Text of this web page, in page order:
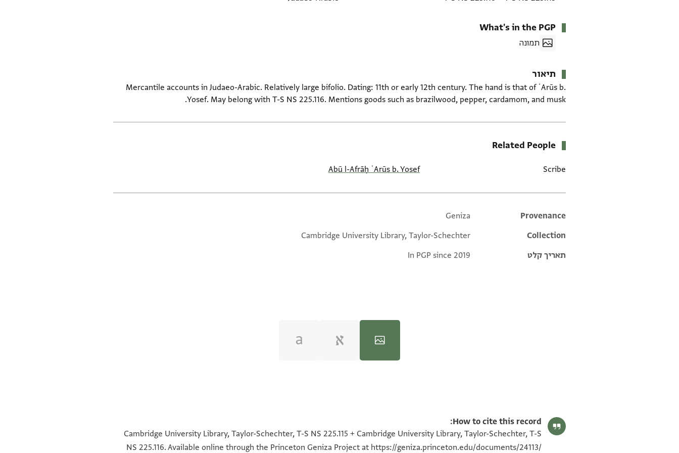
What's in the PGP
תמונה
תיאור
Mercantile accounts in Judaeo-Arabic. Relatively large bifolio. Dating: 11th or early 12th century. The hand is that of ʿArūs b.
Yosef. May belong with T-S NS 225.116. Mentions goods such as brazilwood, pepper, cardamom, and musk.
Related People
Scribe
Abū l-Afrāḥ ʿArūs b. Yosef
Additional metadata
Provenance
Geniza
Collection
Cambridge University Library, Taylor-Schechter
תאריך קלט
In PGP since 2019
How to cite this record:
Cambridge University Library, Taylor-Schechter, T-S NS 225.115 + Cambridge University Library, Taylor-Schechter, T-S
NS 225.116. Available online through the Princeton Geniza Project at https://geniza.princeton.edu/documents/24113/